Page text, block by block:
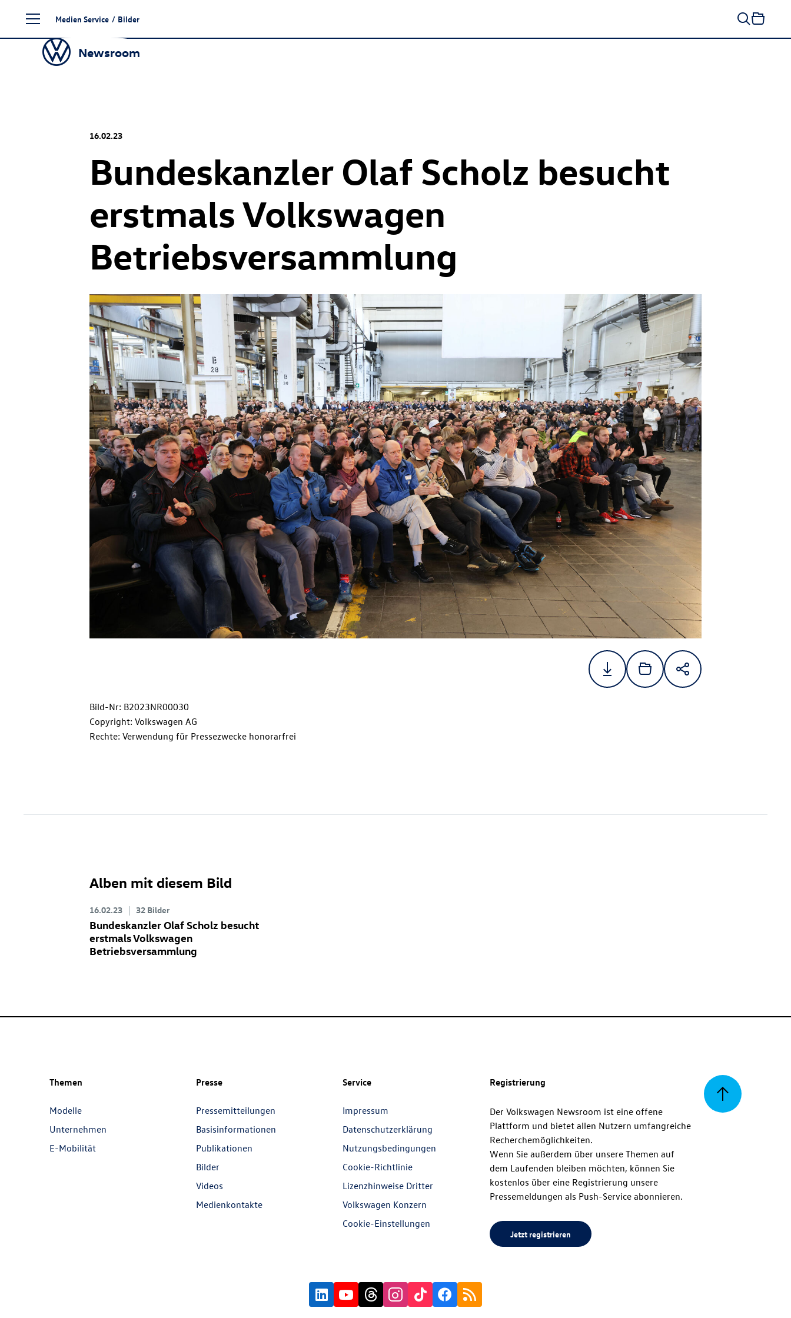
Seiteninhalt
springen
Medien Service / Bilder
Newsroom
16.02.23
Bundeskanzler Olaf Scholz besucht
erstmals Volkswagen
Betriebsversammlung
Bild-Nr: B2023NR00030
Copyright: Volkswagen AG
Rechte: Verwendung für Pressezwecke honorarfrei
Alben mit diesem Bild
16.02.23 32 Bilder
Bundeskanzler Olaf Scholz besucht
erstmals Volkswagen
Betriebsversammlung
Zurück
Themen
Modelle
Unternehmen
E-Mobilität
Presse
Pressemitteilungen
Basisinformationen
Publikationen
Bilder
Videos
Medienkontakte
Service
Impressum
Datenschutzerklärung
Nutzungsbedingungen
Cookie-Richtlinie
Lizenzhinweise Dritter
Volkswagen Konzern
Cookie-Einstellungen
Registrierung
Der Volkswagen Newsroom ist eine offene
Plattform und bietet allen Nutzern umfangreiche
Recherchemöglichkeiten.
Wenn Sie außerdem über unsere Themen auf
dem Laufenden bleiben möchten, können Sie
kostenlos über eine Registrierung unsere
Pressemeldungen als Push-Service abonnieren.
Jetzt registrieren